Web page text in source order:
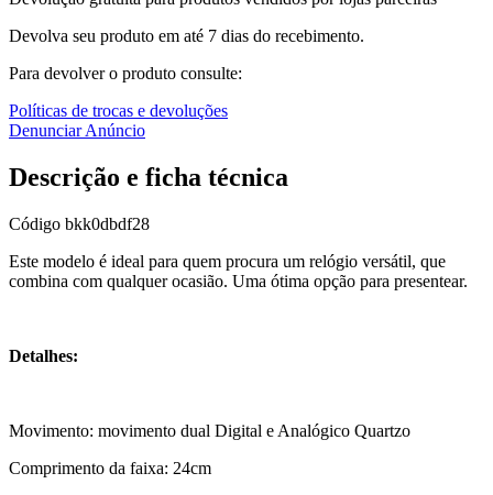
Devolva seu produto em até 7 dias do recebimento.
Para devolver o produto consulte:
Políticas de trocas e devoluções
Denunciar Anúncio
Descrição e ficha técnica
Código bkk0dbdf28
Este modelo é ideal para quem procura um relógio versátil, que
combina com qualquer ocasião. Uma ótima opção para presentear.
Detalhes:
Movimento: movimento dual Digital e Analógico Quartzo
Comprimento da faixa: 24cm